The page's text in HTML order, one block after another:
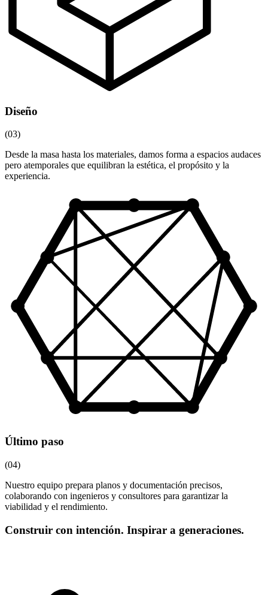
Diseño
(03)
Desde la masa hasta los materiales, damos forma a espacios audaces
pero atemporales que equilibran la estética, el propósito y la
experiencia.
Último paso
(04)
Nuestro equipo prepara planos y documentación precisos,
colaborando con ingenieros y consultores para garantizar la
viabilidad y el rendimiento.
Construir con intención. Inspirar a generaciones.